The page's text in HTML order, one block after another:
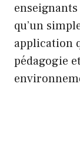
qu’un
application
pédagogie